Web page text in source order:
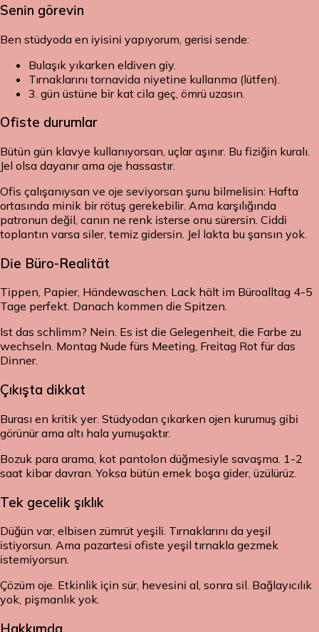
Senin görevin
Ben stüdyoda en iyisini yapıyorum, gerisi sende:
Bulaşık yıkarken eldiven giy.
Tırnaklarını tornavida niyetine kullanma (lütfen).
3. gün üstüne bir kat cila geç, ömrü uzasın.
Ofiste durumlar
Bütün gün klavye kullanıyorsan, uçlar aşınır. Bu fiziğin kuralı.
Jel olsa dayanır ama oje hassastır.
Ofis çalışanıysan ve oje seviyorsan şunu bilmelisin: Hafta
ortasında minik bir rötuş gerekebilir. Ama karşılığında
patronun değil, canın ne renk isterse onu sürersin. Ciddi
toplantın varsa siler, temiz gidersin. Jel lakta bu şansın yok.
Die Büro-Realität
Tippen, Papier, Händewaschen. Lack hält im Büroalltag 4-5
Tage perfekt. Danach kommen die Spitzen.
Ist das schlimm? Nein. Es ist die Gelegenheit, die Farbe zu
wechseln. Montag Nude fürs Meeting, Freitag Rot für das
Dinner.
Çıkışta dikkat
Burası en kritik yer. Stüdyodan çıkarken ojen kurumuş gibi
görünür ama altı hala yumuşaktır.
Bozuk para arama, kot pantolon düğmesiyle savaşma. 1-2
saat kibar davran. Yoksa bütün emek boşa gider, üzülürüz.
Tek gecelik şıklık
Düğün var, elbisen zümrüt yeşili. Tırnaklarını da yeşil
istiyorsun. Ama pazartesi ofiste yeşil tırnakla gezmek
istemiyorsun.
Çözüm oje. Etkinlik için sür, hevesini al, sonra sil. Bağlayıcılık
yok, pişmanlık yok.
Hakkımda